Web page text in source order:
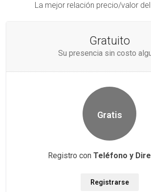
La mejor relación precio/valor
Gratuito
Su presencia sin costo
Gratis
Registro con Teléfono y
Registrarse